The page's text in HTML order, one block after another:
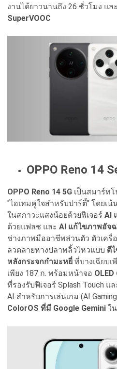
งานได้ยาวนานถึง 26 ชั่วโมง แล
SuperVOOC
OPPO Reno 14
OPPO Reno 14 5G เป็นสมาร์ท
"ไอเทมคู่ใจสำหรับปาร์ตี้" โดยเ
ในสภาวะแสงน้อยด้วยฟีเจอร์ AI
ด้วยแฟลช และ AI แก้ไขภาพอัจฉ
ช่างภาพมืออาชีพส่วนตัว ตัวเครื่
ลวดลายหางปลาพลิ้วไหวแบบ ดี
หลังกระจกกำมะหยี่ ที่บางเฉียบเ
เพียง 187 ก. พร้อมหน้าจอ
ที่รองรับฟีเจอร์ Splash Touch
AI สำหรับการเล่นเกม (AI
ColorOS ที่มี Google Gemini ใ